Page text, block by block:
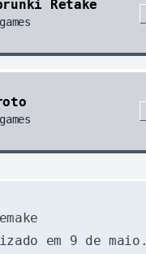
Retake
em 9 de maio.